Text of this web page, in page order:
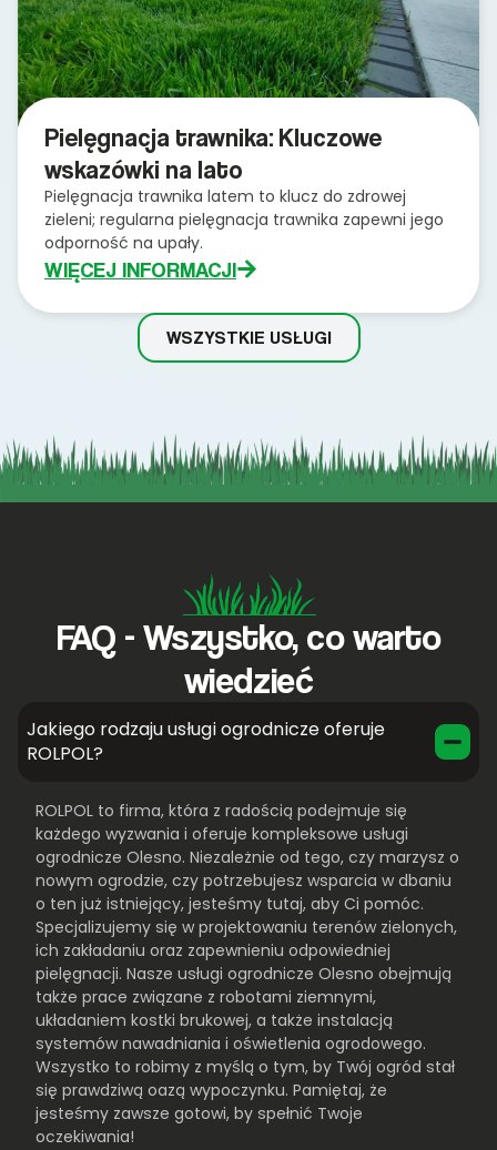
Pielęgnacja trawnika: Kluczowe
wskazówki na lato
Pielęgnacja trawnika latem to klucz do zdrowej
zieleni; regularna pielęgnacja trawnika zapewni jego
odporność na upały.
WIĘCEJ INFORMACJI
WSZYSTKIE USŁUGI
FAQ - Wszystko, co warto
wiedzieć
Jakiego rodzaju usługi ogrodnicze oferuje
ROLPOL?
ROLPOL to firma, która z radością podejmuje się
każdego wyzwania i oferuje kompleksowe usługi
ogrodnicze Olesno. Niezależnie od tego, czy marzysz o
nowym ogrodzie, czy potrzebujesz wsparcia w dbaniu
o ten już istniejący, jesteśmy tutaj, aby Ci pomóc.
Specjalizujemy się w projektowaniu terenów zielonych,
ich zakładaniu oraz zapewnieniu odpowiedniej
pielęgnacji. Nasze usługi ogrodnicze Olesno obejmują
także prace związane z robotami ziemnymi,
układaniem kostki brukowej, a także instalacją
systemów nawadniania i oświetlenia ogrodowego.
Wszystko to robimy z myślą o tym, by Twój ogród stał
się prawdziwą oazą wypoczynku. Pamiętaj, że
jesteśmy zawsze gotowi, by spełnić Twoje
oczekiwania!